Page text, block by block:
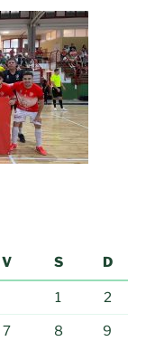
V S D
1 2
7 8 9